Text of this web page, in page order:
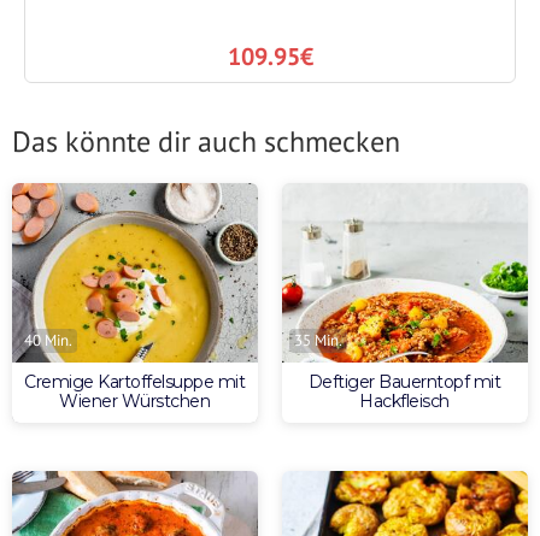
109.95€
Das könnte dir auch schmecken
40 Min.
Cremige Kartoffelsuppe mit
Wiener Würstchen
35 Min.
Deftiger Bauerntopf mit
Hackfleisch